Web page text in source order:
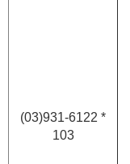
(03)931-6122 *
103